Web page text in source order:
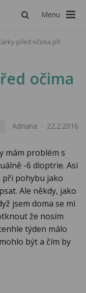
Menu
před očima při
očima
Adriana 22.2.2016
mám problém s
-6 dioptrie. Asi
při pohybu jako
Ale někdy, jako
jsem doma se mi
že nosím
týden málo
být a čím by